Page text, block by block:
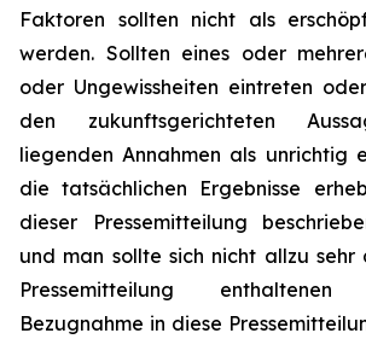
Faktoren sollten nicht als
werden. Sollten eines oder
oder Ungewissheiten eintreten
den zukunftsgerichteten
liegenden Annahmen als unrichtig
die tatsächlichen Ergebnisse
dieser Pressemitteilung
und man sollte sich nicht allzu
Pressemitteilung
Bezugnahme in diese